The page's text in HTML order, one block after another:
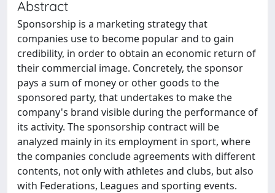
Abstract
Sponsorship is a marketing strategy that
companies use to become popular and to gain
credibility, in order to obtain an economic return of
their commercial image. Concretely, the sponsor
pays a sum of money or other goods to the
sponsored party, that undertakes to make the
company's brand visible during the performance of
its activity. The sponsorship contract will be
analyzed mainly in its employment in sport, where
the companies conclude agreements with different
contents, not only with athletes and clubs, but also
with Federations, Leagues and sporting events.